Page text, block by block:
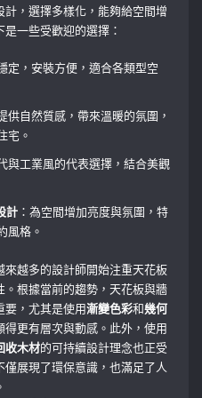
計，選擇多樣化，能夠給空間增
一些受歡迎的選擇：
定，安裝方便，適合各類型空
供自然質感，帶來溫暖的氛圍，
宅。
與工業風的代表選擇，結合美觀
計 ：為空間增加亮度與氛圍，特
風格。
來越多的設計師開始注重天花板
。根據當前的趨勢，天花板與牆
要，尤其是使用漸變色彩和幾何
得更有層次與動感。此外，使用
收木材的可持續設計理念也正受
僅展現了環保意識，也滿足了人